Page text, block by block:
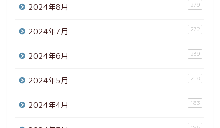
2024年8月 279
2024年7月 272
2024年6月 239
2024年5月 218
2024年4月 183